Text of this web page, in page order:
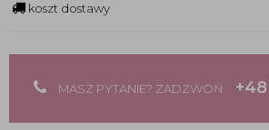
koszt dostawy
MASZ PYTANIE? ZADZWOŃ